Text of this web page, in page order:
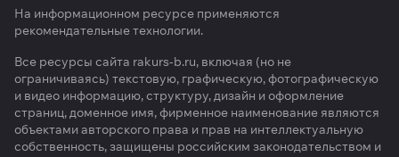
На информационном ресурсе применяются
рекомендательные технологии.
Все ресурсы сайта rakurs-b.ru, включая (но не
ограничиваясь) текстовую, графическую, фотографическую
и видео информацию, структуру, дизайн и оформление
страниц, доменное имя, фирменное наименование являются
объектами авторского права и прав на интеллектуальную
собственность, защищены российским законодательством и